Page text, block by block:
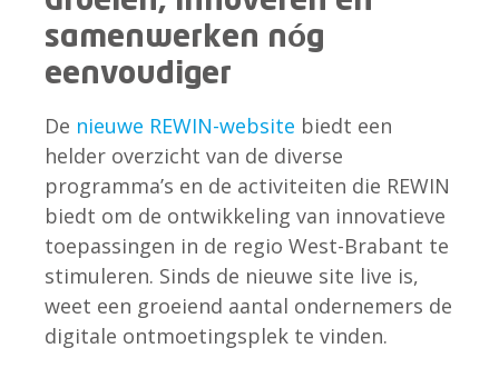
samenwerken nóg
eenvoudiger
De nieuwe REWIN-website biedt een
helder overzicht van de diverse
programma’s en de activiteiten die REWIN
biedt om de ontwikkeling van innovatieve
toepassingen in de regio West-Brabant te
stimuleren. Sinds de nieuwe site live is,
weet een groeiend aantal ondernemers de
digitale ontmoetingsplek te vinden.